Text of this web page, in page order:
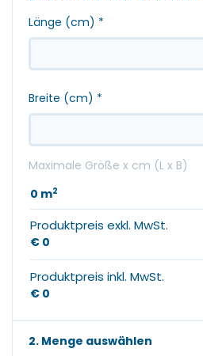
Länge (cm) *
Breite (cm) *
Maximale Größe x cm (L x B)
0 m2
Produktpreis exkl. MwSt.
€ 0
Produktpreis inkl. MwSt.
€ 0
2. Menge auswählen